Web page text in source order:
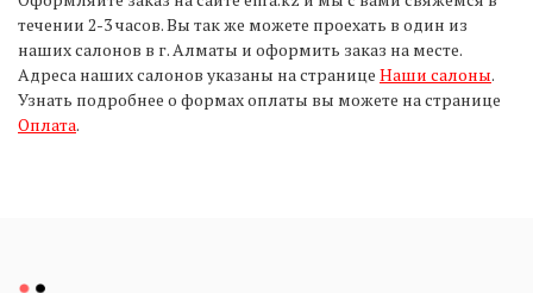
течении 2-3 часов. Вы так же можете проехать в один из
наших салонов в г. Алматы и оформить заказ на месте.
Адреса наших салонов указаны на странице Наши салоны.
Узнать подробнее о формах оплаты вы можете на странице
Оплата.